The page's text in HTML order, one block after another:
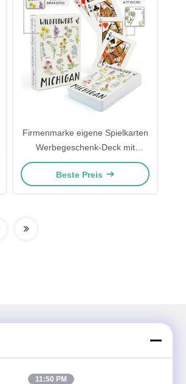
Firmenmarke eigene Spielkarten
Werbegeschenk-Deck mit
Firmenlogo-Druck und eigene
Verpackung
Beste Preis
11:50 PM